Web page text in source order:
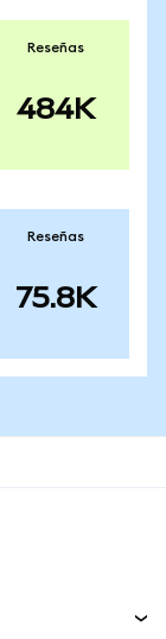
Reseñas
484K
Reseñas
75.8K